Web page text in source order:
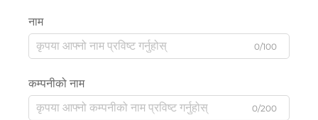
नाम
0/100
कम्पनीको नाम
0/200